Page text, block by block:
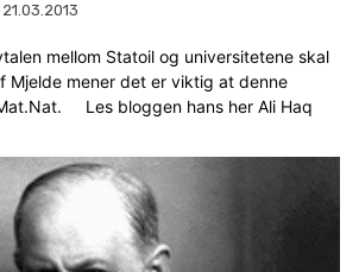
21.03.2013
mellom Statoil og universitetene skal
Mjelde mener det er viktig at denne
Les bloggen hans her Ali Haq